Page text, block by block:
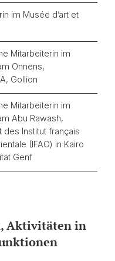
im Musée d’art et
Mitarbeiterin im
Onnens,
Gollion
Mitarbeiterin im
Abu Rawash,
des Institut français
(IFAO) in Kairo
Genf
Aktivitäten in